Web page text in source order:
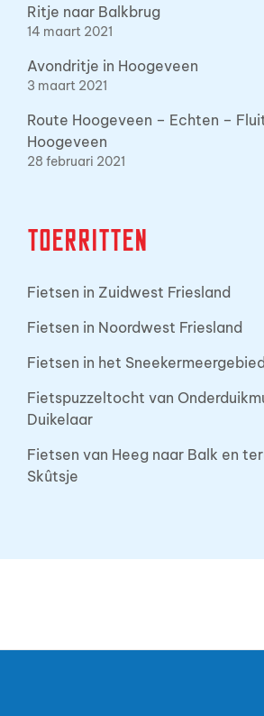
Ritje naar Balkbrug
14 maart 2021
Avondritje in Hoogeveen
3 maart 2021
Route Hoogeveen – Echten –
Hoogeveen
28 februari 2021
Toerritten
Fietsen in Zuidwest Friesland
Fietsen in Noordwest Friesland
Fietsen in het
Fietspuzzeltocht van
Duikelaar
Fietsen van Heeg naar Balk en
Skûtsje